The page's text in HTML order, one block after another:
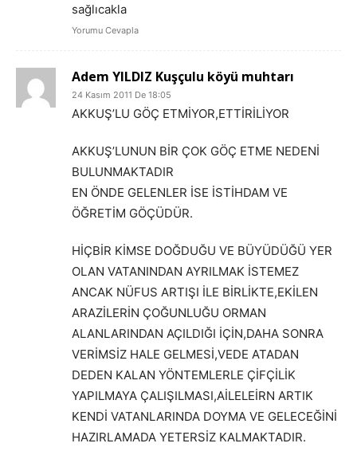
sağlıcakla
Yorumu Cevapla
Adem YILDIZ Kuşçulu köyü muhtarı
24 Kasım 2011 De 18:05
AKKUŞ’LU GÖÇ ETMİYOR,ETTİRİLİYOR
AKKUŞ’LUNUN BİR ÇOK GÖÇ ETME NEDENİ
BULUNMAKTADIR
EN ÖNDE GELENLER İSE İSTİHDAM VE
ÖĞRETİM GÖÇÜDÜR.
HİÇBİR KİMSE DOĞDUĞU VE BÜYÜDÜĞÜ YER
OLAN VATANINDAN AYRILMAK İSTEMEZ
ANCAK NÜFUS ARTIŞI İLE BİRLİKTE,EKİLEN
ARAZİLERİN ÇOĞUNLUĞU ORMAN
ALANLARINDAN AÇILDIĞI İÇİN,DAHA SONRA
VERİMSİZ HALE GELMESİ,VEDE ATADAN
DEDEN KALAN YÖNTEMLERLE ÇİFÇİLİK
YAPILMAYA ÇALIŞILMASI,AİLELEİRN ARTIK
KENDİ VATANLARINDA DOYMA VE GELECEĞİNİ
HAZIRLAMADA YETERSİZ KALMAKTADIR.